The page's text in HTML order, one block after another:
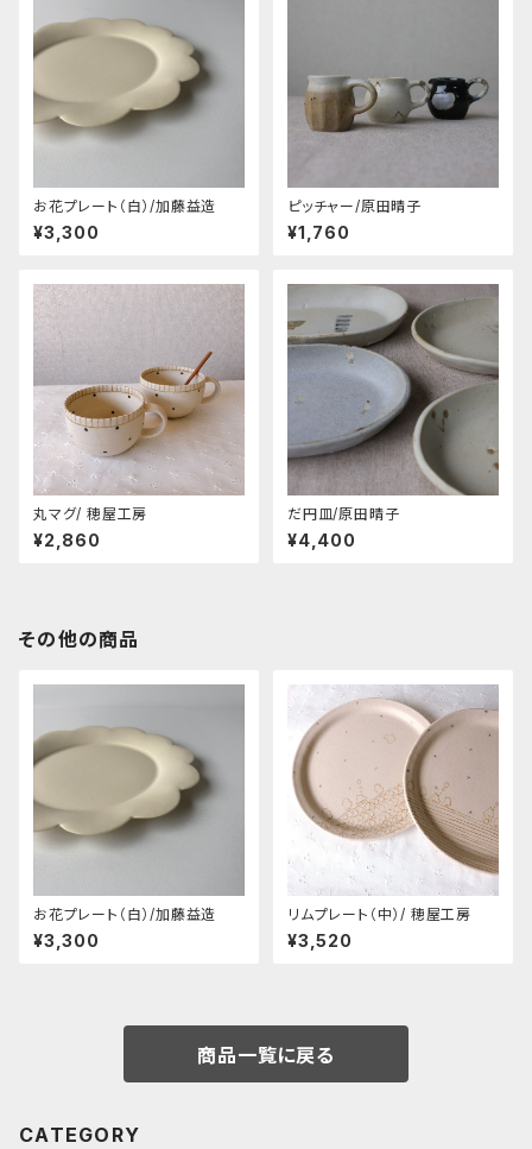
お花プレート（白）/加藤益造
¥3,300
ピッチャー/原田晴子
¥1,760
丸マグ/ 穂屋工房
¥2,860
だ円皿/原田晴子
¥4,400
その他の商品
お花プレート（白）/加藤益造
¥3,300
リムプレート（中）/ 穂屋工房
¥3,520
商品一覧に戻る
CATEGORY